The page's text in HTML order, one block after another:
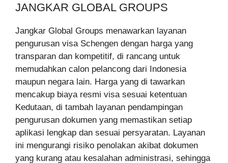
JANGKAR GLOBAL GROUPS
Jangkar Global Groups menawarkan layanan
pengurusan visa Schengen dengan harga yang
transparan dan kompetitif, di rancang untuk
memudahkan calon pelancong dari Indonesia
maupun negara lain. Harga yang di tawarkan
mencakup biaya resmi visa sesuai ketentuan
Kedutaan, di tambah layanan pendampingan
pengurusan dokumen yang memastikan setiap
aplikasi lengkap dan sesuai persyaratan. Layanan
ini mengurangi risiko penolakan akibat dokumen
yang kurang atau kesalahan administrasi, sehingga